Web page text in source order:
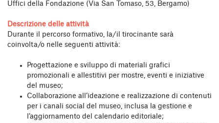
Uffici della Fondazione (Via San Tomaso, 53, Bergamo)
Descrizione delle attività
Durante il percorso formativo, la/il tirocinante sarà
coinvolta/o nelle seguenti attività:
Progettazione e sviluppo di materiali grafici
promozionali e allestitivi per mostre, eventi e iniziative
del museo;
Collaborazione all’ideazione e realizzazione di contenuti
per i canali social del museo, inclusa la gestione e
l’aggiornamento del calendario editoriale;